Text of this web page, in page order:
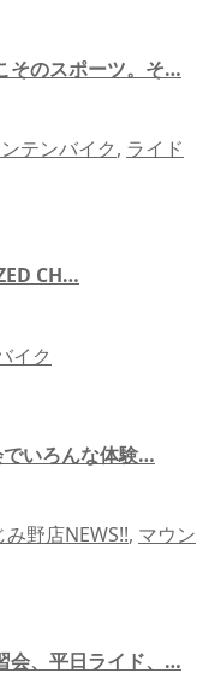
そのスポーツ。そ…
テンバイク, ライド
CH…
イク
いろんな体験…
み野店NEWS!!, マウン
会、平日ライド、…